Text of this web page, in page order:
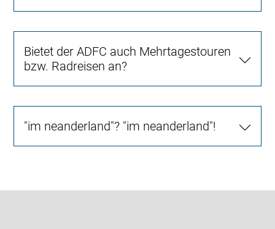
Bietet der ADFC auch Mehrtagestouren
bzw. Radreisen an?
"im neanderland"? "im neanderland"!